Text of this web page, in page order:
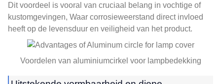
Dit voordeel is vooral van cruciaal belang in vochtige of
kustomgevingen, Waar corrosieweerstand direct invloed
heeft op de levensduur en veiligheid van het product.
Voordelen van aluminiumcirkel voor lampbedekking